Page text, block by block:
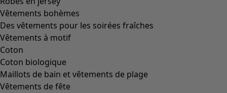
Vêtements bohèmes
Des vêtements pour les soirées fraîches
Vêtements à motif
Coton
Coton biologique
Maillots de bain et vêtements de plage
Vêtements de fête